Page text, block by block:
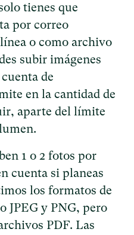
tienes que
por correo
o como archivo
subir imágenes
de
en la cantidad de
aparte del límite
1 o 2 fotos por
cuenta si planeas
los formatos de
JPEG y PNG, pero
PDF. Las